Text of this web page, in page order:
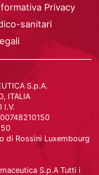
Privacy
sanitari
S.p.A.
ITALIA
I.V.
00748210150
di Rossini Luxembourg
S.p.A Tutti i